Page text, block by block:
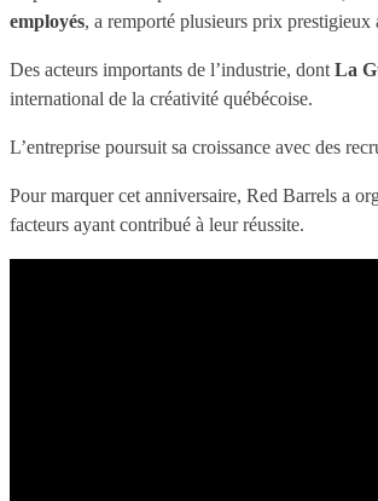
employés, a remporté plusieurs prix prestigieux
Des acteurs importants de l’industrie, dont La
international de la créativité québécoise.
L’entreprise poursuit sa croissance avec des
Pour marquer cet anniversaire, Red Barrels a
facteurs ayant contribué à leur réussite.